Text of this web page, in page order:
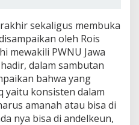
sekaligus membuka
oleh Rois
mewakili PWNU Jawa
dalam sambutan
bahwa yang
yaitu konsisten dalam
amanah atau bisa di
nya bisa di andelkeun,